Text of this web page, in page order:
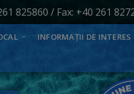
825860 / Fax: +40 261
INFORMAȚII DE INTERES